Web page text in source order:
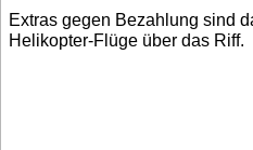
Extras gegen Bezahlung sind
Helikopter-Flüge über das Riff.